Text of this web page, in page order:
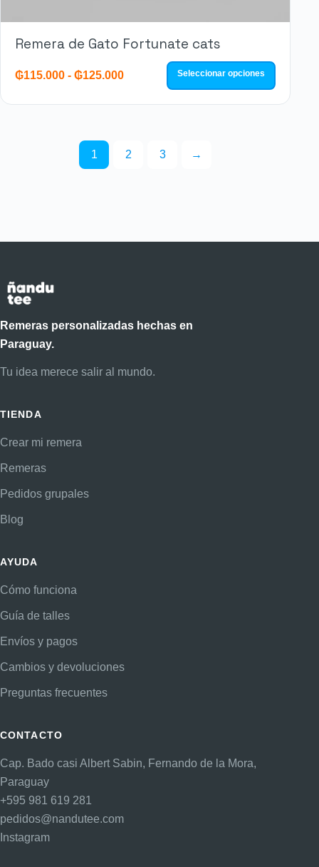
Remera de Gato Fortunate cats
₲115.000 - ₲125.000 Seleccionar opciones
1 2 3 →
Remeras personalizadas hechas en
Paraguay.
Tu idea merece salir al mundo.
TIENDA
Crear mi remera
Remeras
Pedidos grupales
Blog
AYUDA
Cómo funciona
Guía de talles
Envíos y pagos
Cambios y devoluciones
Preguntas frecuentes
CONTACTO
Cap. Bado casi Albert Sabin, Fernando de la Mora,
Paraguay
+595 981 619 281
pedidos@nandutee.com
Instagram